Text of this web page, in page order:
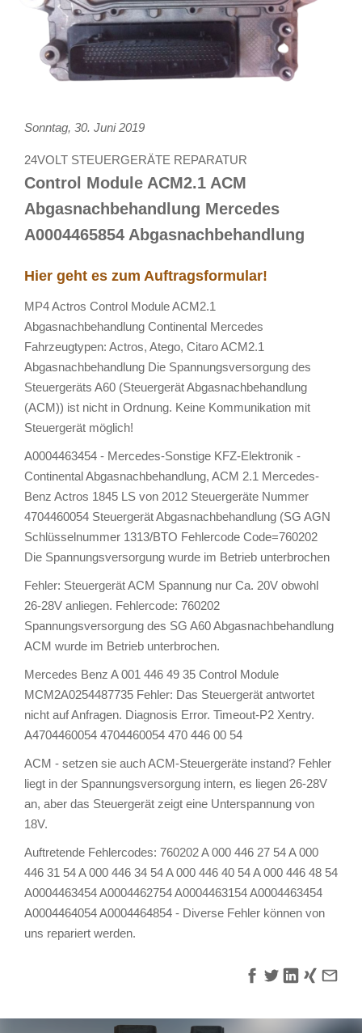
Sonntag, 30. Juni 2019
24VOLT STEUERGERÄTE REPARATUR
Control Module ACM2.1 ACM
Abgasnachbehandlung Mercedes
A0004465854 Abgasnachbehandlung
Hier geht es zum Auftragsformular!
MP4 Actros Control Module ACM2.1
Abgasnachbehandlung Continental Mercedes
Fahrzeugtypen: Actros, Atego, Citaro ACM2.1
Abgasnachbehandlung Die Spannungsversorgung des
Steuergeräts A60 (Steuergerät Abgasnachbehandlung
(ACM)) ist nicht in Ordnung. Keine Kommunikation mit
Steuergerät möglich!
A0004463454 - Mercedes-Sonstige KFZ-Elektronik -
Continental Abgasnachbehandlung, ACM 2.1 Mercedes-
Benz Actros 1845 LS von 2012 Steuergeräte Nummer
4704460054 Steuergerät Abgasnachbehandlung (SG AGN
Schlüsselnummer 1313/BTO Fehlercode Code=760202
Die Spannungsversorgung wurde im Betrieb unterbrochen
Fehler: Steuergerät ACM Spannung nur Ca. 20V obwohl
26-28V anliegen. Fehlercode: 760202
Spannungsversorgung des SG A60 Abgasnachbehandlung
ACM wurde im Betrieb unterbrochen.
Mercedes Benz A 001 446 49 35 Control Module
MCM2A0254487735 Fehler: Das Steuergerät antwortet
nicht auf Anfragen. Diagnosis Error. Timeout-P2 Xentry.
A4704460054 4704460054 470 446 00 54
ACM - setzen sie auch ACM-Steuergeräte instand? Fehler
liegt in der Spannungsversorgung intern, es liegen 26-28V
an, aber das Steuergerät zeigt eine Unterspannung von
18V.
Auftretende Fehlercodes: 760202 A 000 446 27 54 A 000
446 31 54 A 000 446 34 54 A 000 446 40 54 A 000 446 48 54
A0004463454 A0004462754 A0004463154 A0004463454
A0004464054 A0004464854 - Diverse Fehler können von
uns repariert werden.